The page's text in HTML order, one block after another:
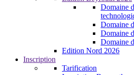
Domaine
Domaine
Domaine
Domaine
Edition Nord 2026
Inscription
Tarification